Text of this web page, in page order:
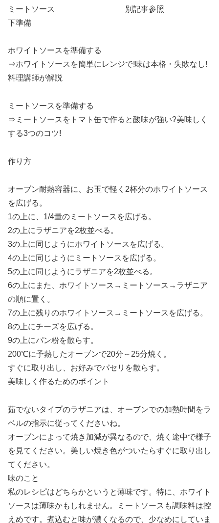
ミートソース 別記事参照
下準備
ホワイトソースを準備する
⇒ホワイトソースを簡単にレンジで!味は本格・失敗なし!
料理講師が解説
ミートソースを準備する
⇒ミートソースをトマト缶で作ると酸味が強い?美味しく
する3つのコツ!
作り方
オーブン耐熱容器に、お玉で軽く2杯分のホワイトソース
を広げる。
1の上に、1/4量のミートソースを広げる。
2の上にラザニアを2枚並べる。
3の上に同じようにホワイトソースを広げる。
4の上に同じようにミートソースを広げる。
5の上に同じようにラザニアを2枚並べる。
6の上にまた、ホワイトソース→ミートソース→ラザニア
の順に置く。
7の上に残りのホワイトソース→ミートソースを広げる。
8の上にチーズを広げる。
9の上にパン粉を散らす。
200℃に予熱したオーブンで20分～25分焼く。
すぐに取り出し、お好みでパセリを散らす。
美味しく作るためのポイント
茹でないタイプのラザニアは、オーブンでの加熱時間をラ
ベルの指示に従ってくださいね。
オーブンによって焼き加減が異なるので、焼く途中で様子
を見てください。美しい焼き色がついたらすぐに取り出し
てください。
味のこと
私のレシピはどちらかというと薄味です。特に、ホワイト
ソースは薄味かもしれません。ミートソースも調味料は控
えめです。煮込むと味が濃くなるので、少なめにしていま